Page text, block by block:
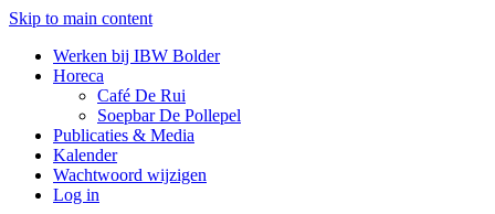
Skip to main content
Werken bij IBW Bolder
Horeca
Café De Rui
Soepbar De Pollepel
Publicaties & Media
Kalender
Wachtwoord wijzigen
Log in